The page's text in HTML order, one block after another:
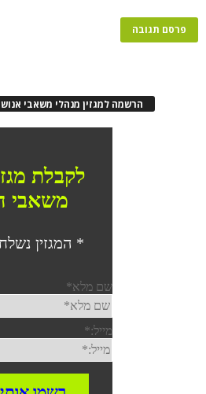
הרשמה למגזין מנהלי משאבי אנוש